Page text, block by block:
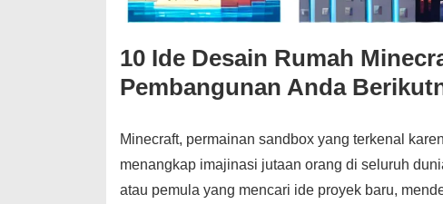
10 Ide Desain Rumah
Pembangunan Anda
Minecraft, permainan sandbox yang terkenal
menangkap imajinasi jutaan orang di seluruh
atau pemula yang mencari ide proyek baru,